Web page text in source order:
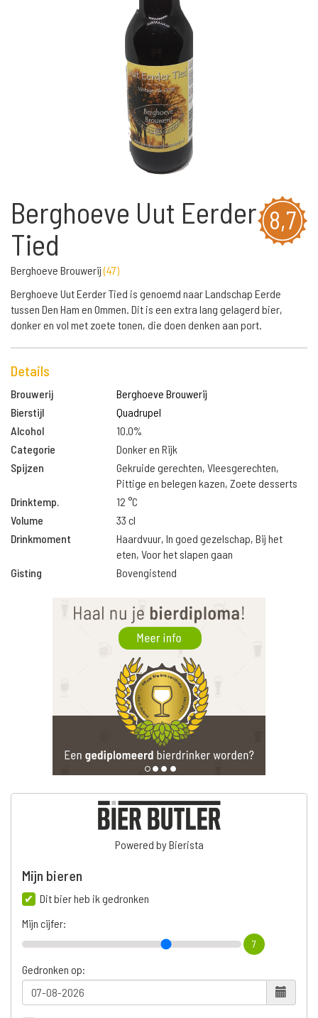
8,7
Berghoeve Uut Eerder
Tied
Berghoeve Brouwerij(47)
Berghoeve Uut Eerder Tied is genoemd naar Landschap Eerde
tussen Den Ham en Ommen. Dit is een extra lang gelagerd bier,
donker en vol met zoete tonen, die doen denken aan port.
Details
Brouwerij
Berghoeve Brouwerij
Bierstijl
Quadrupel
Alcohol
10.0%
Categorie
Donker en Rijk
Spijzen
Gekruide gerechten, Vleesgerechten,
Pittige en belegen kazen, Zoete desserts
Drinktemp.
12 °C
Volume
33 cl
Drinkmoment
Haardvuur, In goed gezelschap, Bij het
eten, Voor het slapen gaan
Gisting
Bovengistend
Powered by Bierista
Mijn bieren
Dit bier heb ik gedronken
Mijn cijfer:
7
Gedronken op: